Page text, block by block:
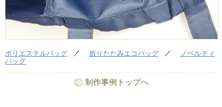
ポリエステルバッグ 折りたたみエコバッグ
ノベルティ
バッグ
制作事例トップへ